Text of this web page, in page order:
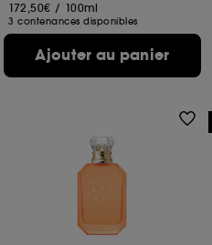
172,50€ / 100ml
3 contenances disponibles
Ajouter au panier